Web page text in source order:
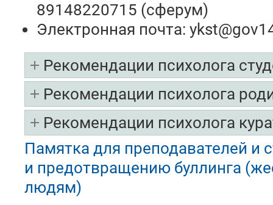
89148220715 (сферум)
Электронная почта:
Рекомендации психолога
Рекомендации психолога
Рекомендации психолога
Памятка для преподавателей и
и предотвращению буллинга
людям)